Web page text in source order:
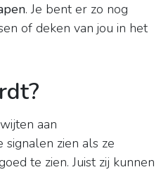
. Je bent er zo nog
of deken van jou in het
aan
zien als ze
te zien. Juist zij kunnen